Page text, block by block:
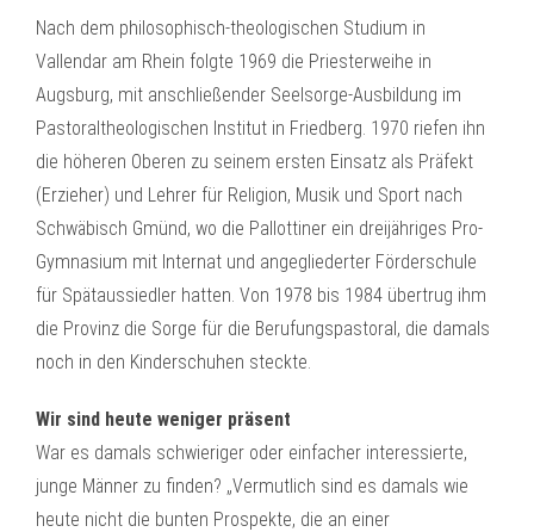
Nach dem philosophisch-theologischen Studium in
Vallendar am Rhein folgte 1969 die Priesterweihe in
Augsburg, mit anschließender Seelsorge-Ausbildung im
Pastoraltheologischen Institut in Friedberg. 1970 riefen ihn
die höheren Oberen zu seinem ersten Einsatz als Präfekt
(Erzieher) und Lehrer für Religion, Musik und Sport nach
Schwäbisch Gmünd, wo die Pallottiner ein dreijähriges Pro-
Gymnasium mit Internat und angegliederter Förderschule
für Spätaussiedler hatten. Von 1978 bis 1984 übertrug ihm
die Provinz die Sorge für die Berufungspastoral, die damals
noch in den Kinderschuhen steckte.
Wir sind heute weniger präsent
War es damals schwieriger oder einfacher interessierte,
junge Männer zu finden? „Vermutlich sind es damals wie
heute nicht die bunten Prospekte, die an einer